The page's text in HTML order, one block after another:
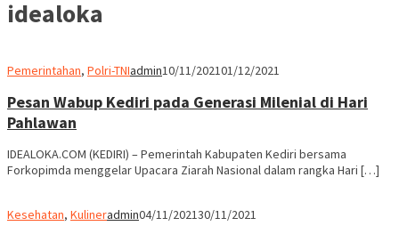
idealoka
Pemerintahan, Polri-TNIadmin10/11/202101/12/2021
Pesan Wabup Kediri pada Generasi Milenial di Hari
Pahlawan
IDEALOKA.COM (KEDIRI) – Pemerintah Kabupaten Kediri bersama
Forkopimda menggelar Upacara Ziarah Nasional dalam rangka Hari […]
Kesehatan, Kulineradmin04/11/202130/11/2021